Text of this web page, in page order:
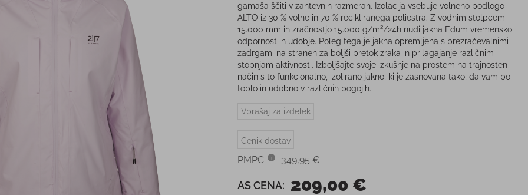
gamaša ščiti v zahtevnih razmerah. Izolacija vsebuje volneno podlogo
ALTO iz 30 % volne in 70 % recikliranega poliestra. Z vodnim stolpcem
15.000 mm in zračnostjo 15.000 g/m²/24h nudi jakna Edum vremensko
odpornost in udobje. Poleg tega je jakna opremljena s prezračevalnimi
zadrgami na straneh za boljši pretok zraka in prilagajanje različnim
stopnjam aktivnosti. Izboljšajte svoje izkušnje na prostem na trajnosten
način s to funkcionalno, izolirano jakno, ki je zasnovana tako, da vam bo
toplo in udobno v različnih pogojih.
Vprašaj za izdelek
Cenik dostav
PMPC: 349,95 €
AS CENA: 209,00 €